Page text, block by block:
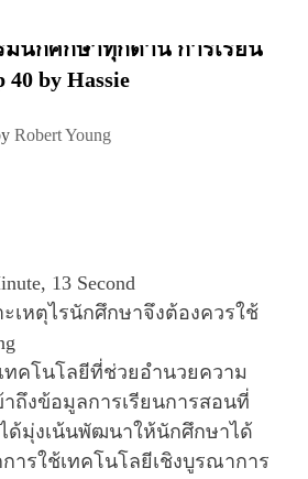
ะดวกดี เครือข่ายศิษย์เก่า
มนักศึกษาทุกด้าน การเรียน
by Hassie
Robert Young
13 Second
ะเหตุไรนักศึกษาจึงต้องควรใช้
ทคโนโลยีที่ช่วยอำนวยความ
ถึงข้อมูลการเรียนการสอนที่
ด้มุ่งเน้นพัฒนาให้นักศึกษาได้
ารใช้เทคโนโลยีเชิงบูรณาการ